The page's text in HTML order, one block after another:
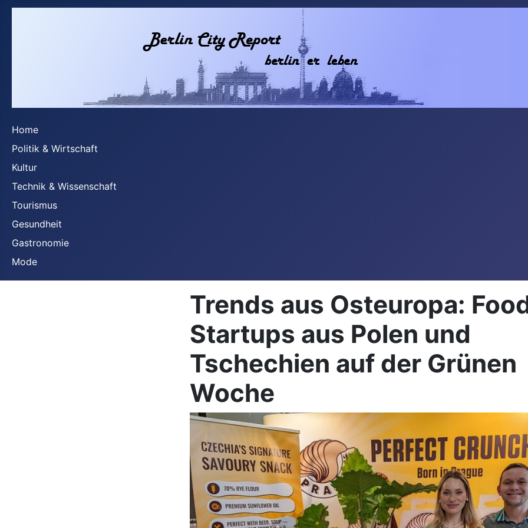
Home
Politik & Wirtschaft
Kultur
Technik & Wissenschaft
Tourismus
Gesundheit
Gastronomie
Mode
Trends aus Osteuropa:
Startups aus Polen und
Tschechien auf der Grünen
Woche